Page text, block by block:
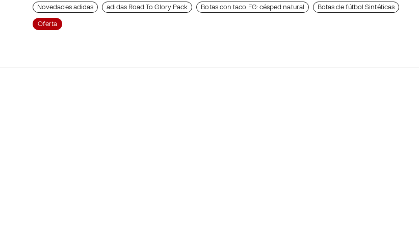
Novedades adidas adidas Road To Glory Pack Botas con taco FG: césped natural Botas de fútbol Sintéticas
Oferta